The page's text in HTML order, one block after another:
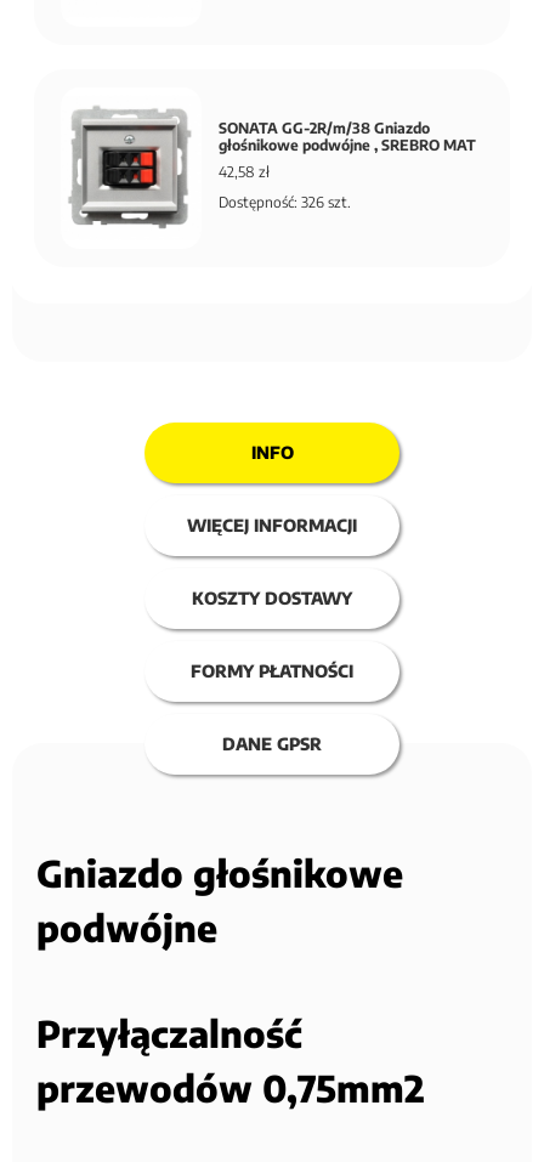
SONATA GG-2R/m/38 Gniazdo
głośnikowe podwójne , SREBRO MAT
42,58 zł
Dostępność: 326 szt.
INFO
WIĘCEJ INFORMACJI
KOSZTY DOSTAWY
FORMY PŁATNOŚCI
DANE GPSR
Gniazdo głośnikowe
podwójne
Przyłączalność
przewodów 0,75mm2